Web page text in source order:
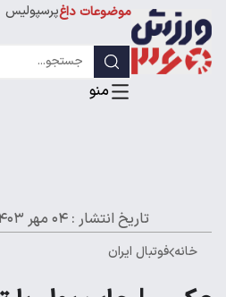
موضوعات داغپرسپولیس
لیگ قهرمانان
تاریخ انتشار : ۰۴ مهر ۱۴۰۳ - ۱۶:۵۷
خانه فوتبال ایران